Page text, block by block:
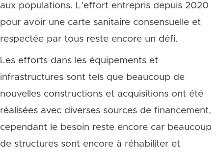
aux populations. L’effort entrepris depuis 2020
pour avoir une carte sanitaire consensuelle et
respectée par tous reste encore un défi.
Les efforts dans les équipements et
infrastructures sont tels que beaucoup de
nouvelles constructions et acquisitions ont été
réalisées avec diverses sources de financement,
cependant le besoin reste encore car beaucoup
de structures sont encore à réhabiliter et